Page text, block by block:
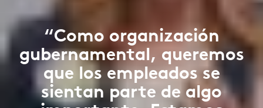
“Como organización
gubernamental, queremos
que los empleados se
sientan parte de algo